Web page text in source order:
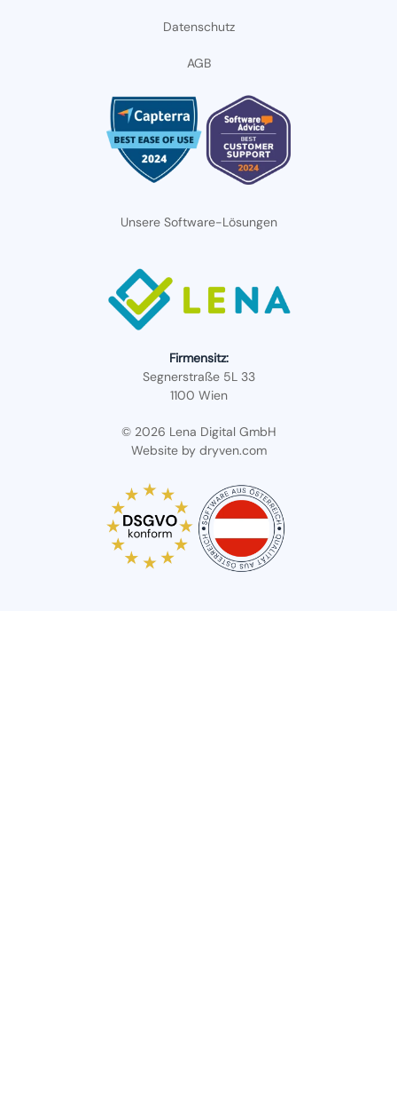
Datenschutz
AGB
Unsere Software-Lösungen
Firmensitz:
Segnerstraße 5L 33
1100 Wien
© 2026 Lena Digital GmbH
Website by dryven.com